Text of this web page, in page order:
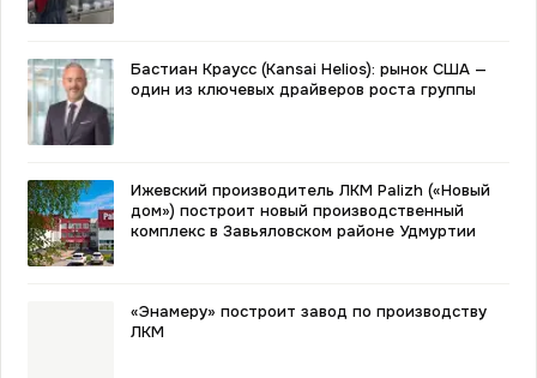
Бастиан Краусс (Kansai Helios): рынок США —
один из ключевых драйверов роста группы
Ижевский производитель ЛКМ Palizh («Новый
дом») построит новый производственный
комплекс в Завьяловском районе Удмуртии
«Энамеру» построит завод по производству
ЛКМ